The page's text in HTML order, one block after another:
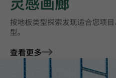
按地板类型探索‌发现适合您项
型。
查看更多